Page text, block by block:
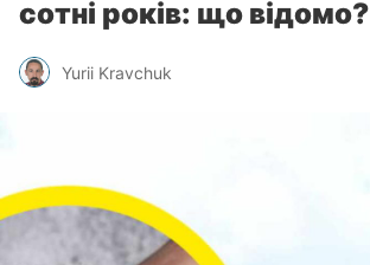
сотні років: що відомо?
Yurii Kravchuk